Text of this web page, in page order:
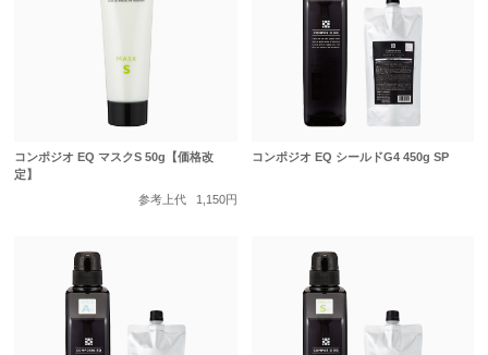
コンポジオ EQ マスクS 50g【価格改
定】
参考上代
1,150円
コンポジオ EQ シールドG4 450g SP